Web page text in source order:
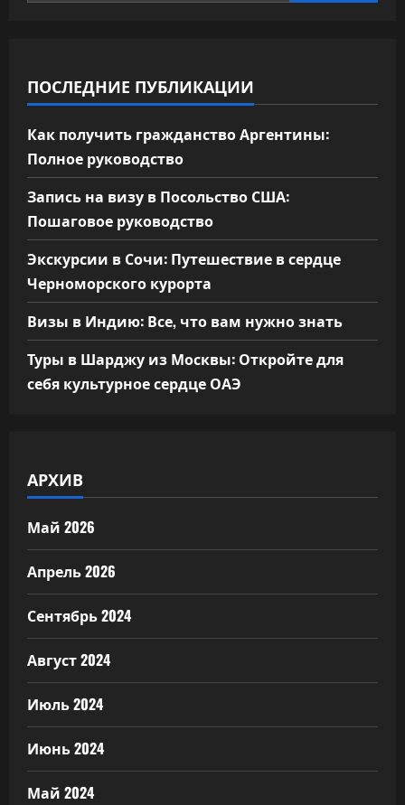
ПОСЛЕДНИЕ ПУБЛИКАЦИИ
Как получить гражданство Аргентины:
Полное руководство
Запись на визу в Посольство США:
Пошаговое руководство
Экскурсии в Сочи: Путешествие в сердце
Черноморского курорта
Визы в Индию: Все, что вам нужно знать
Туры в Шарджу из Москвы: Откройте для
себя культурное сердце ОАЭ
АРХИВ
Май 2026
Апрель 2026
Сентябрь 2024
Август 2024
Июль 2024
Июнь 2024
Май 2024